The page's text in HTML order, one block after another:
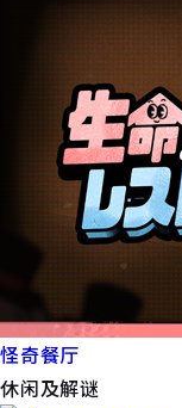
怪奇餐厅
休闲及解谜